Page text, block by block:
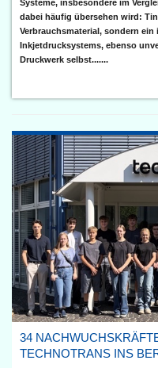
Systeme, insbesondere im
dabei häufig übersehen wird:
Verbrauchsmaterial, sondern
Inkjetdrucksystems, ebenso
Druckwerk selbst.......
34
TECHNOTRANS INS